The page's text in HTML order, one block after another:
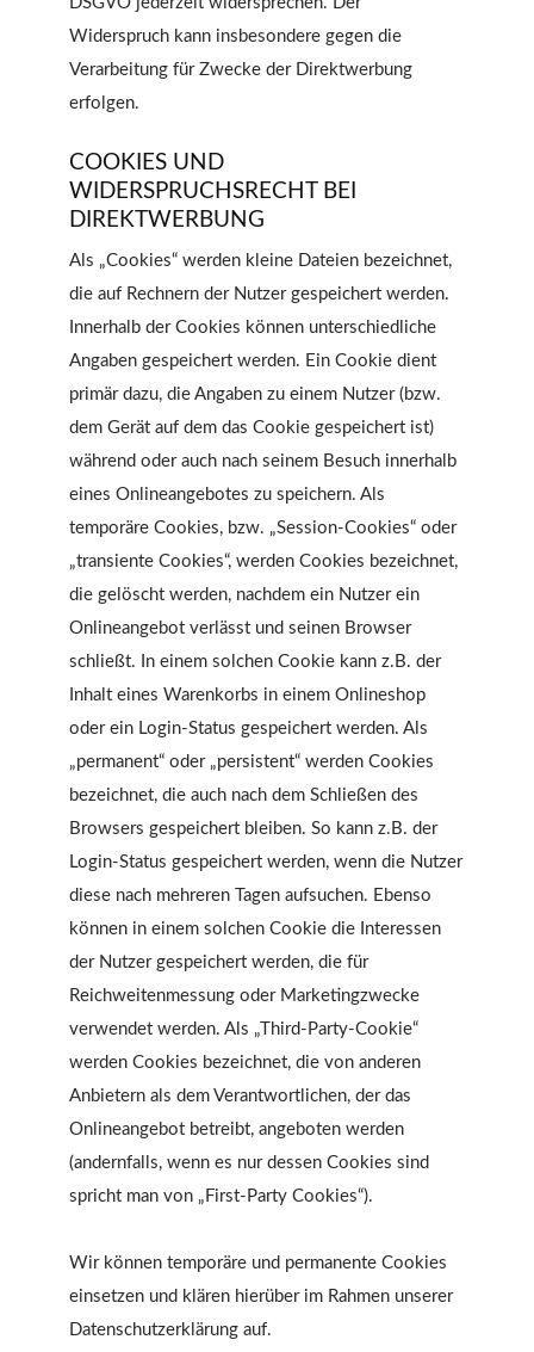
Widerspruch kann insbesondere gegen die
Verarbeitung für Zwecke der Direktwerbung
erfolgen.
COOKIES UND
WIDERSPRUCHSRECHT BEI
DIREKTWERBUNG
Als „Cookies“ werden kleine Dateien bezeichnet,
die auf Rechnern der Nutzer gespeichert werden.
Innerhalb der Cookies können unterschiedliche
Angaben gespeichert werden. Ein Cookie dient
primär dazu, die Angaben zu einem Nutzer (bzw.
dem Gerät auf dem das Cookie gespeichert ist)
während oder auch nach seinem Besuch innerhalb
eines Onlineangebotes zu speichern. Als
temporäre Cookies, bzw. „Session-Cookies“ oder
„transiente Cookies“, werden Cookies bezeichnet,
die gelöscht werden, nachdem ein Nutzer ein
Onlineangebot verlässt und seinen Browser
schließt. In einem solchen Cookie kann z.B. der
Inhalt eines Warenkorbs in einem Onlineshop
oder ein Login-Status gespeichert werden. Als
„permanent“ oder „persistent“ werden Cookies
bezeichnet, die auch nach dem Schließen des
Browsers gespeichert bleiben. So kann z.B. der
Login-Status gespeichert werden, wenn die Nutzer
diese nach mehreren Tagen aufsuchen. Ebenso
können in einem solchen Cookie die Interessen
der Nutzer gespeichert werden, die für
Reichweitenmessung oder Marketingzwecke
verwendet werden. Als „Third-Party-Cookie“
werden Cookies bezeichnet, die von anderen
Anbietern als dem Verantwortlichen, der das
Onlineangebot betreibt, angeboten werden
(andernfalls, wenn es nur dessen Cookies sind
spricht man von „First-Party Cookies“).
Wir können temporäre und permanente Cookies
einsetzen und klären hierüber im Rahmen unserer
Datenschutzerklärung auf.